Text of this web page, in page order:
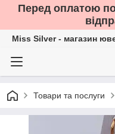
Перед оплатою
Miss Silver - магазин
Товари та послуги